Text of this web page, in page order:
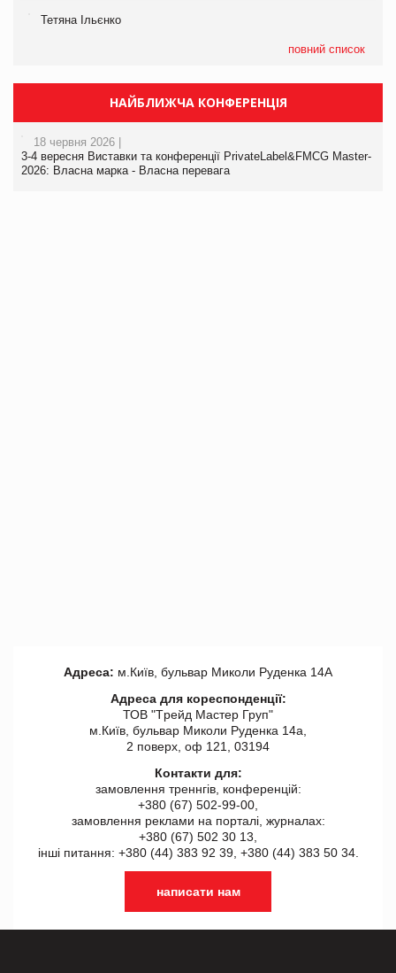
Тетяна Ільєнко
повний список
НАЙБЛИЖЧА КОНФЕРЕНЦІЯ
18 червня 2026 |
3-4 вересня Виставки та конференції PrivateLabel&FMCG Master-
2026: Власна марка - Власна перевага
Адреса: м.Київ, бульвар Миколи Руденка 14А
Адреса для кореспонденції:
ТОВ "Tрейд Мастер Груп"
м.Київ, бульвар Миколи Руденка 14а,
2 поверх, оф 121, 03194
Контакти для:
замовлення треннгів, конференцій:
+380 (67) 502-99-00,
замовлення реклами на порталі, журналах:
+380 (67) 502 30 13,
інші питання: +380 (44) 383 92 39, +380 (44) 383 50 34.
написати нам